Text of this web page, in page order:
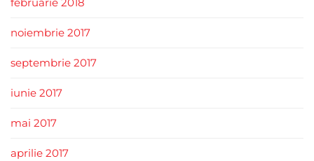
noiembrie 2017
septembrie 2017
iunie 2017
mai 2017
aprilie 2017